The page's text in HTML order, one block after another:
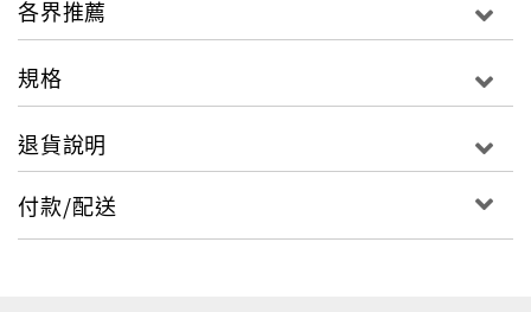
哈聖詠〈我呼喚祢，主耶穌基督〉作結，形塑出一段由
是繼2007年無伴奏大提琴組曲後，再度投入的重要巴哈
賓・麥可，亦為備受矚目的新生代古樂大提琴家，曾師
從伊瑟利斯，並活躍於多個頂尖樂團。這張專輯匯聚英
各界推薦
規格
退貨說明
付款/配送